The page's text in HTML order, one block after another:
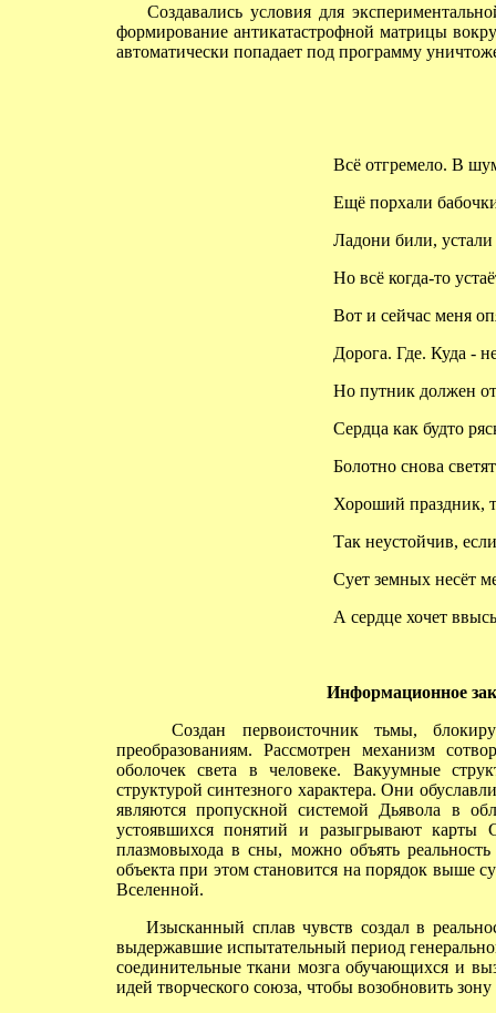
Создавались условия для
формирование антикатастрофной матрицы
автоматически попадает под программу
Всё отгремело. В
Ещё порхали
Ладони били, устали
Но всё когда-то
Вот и сейчас меня
Дорога. Где. Куда -
Но путник должен
Сердца как будто
Болотно снова
Хороший праздник,
Так неустойчив,
Сует земных несёт
А сердце хочет
Информационное
Создан первоисточник тьмы,
преобразованиям. Рассмотрен механизм
оболочек света в человеке. Вакуумные
структурой синтезного характера. Они
являются пропускной системой Дьявола в
устоявшихся понятий и разыгрывают карты
плазмовыхода в сны, можно объять
объекта при этом становится на порядок выше
Вселенной.
Изысканный сплав чувств создал в
выдержавшие испытательный период
соединительные ткани мозга обучающихся и
идей творческого союза, чтобы возобновить